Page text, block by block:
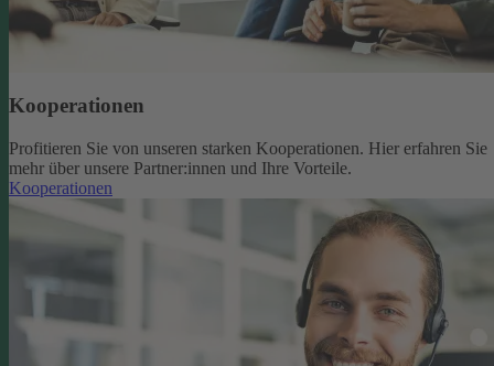
Kooperationen
Profitieren Sie von unseren starken Kooperationen. Hier erfahren Sie
mehr über unsere Partner:innen und Ihre Vorteile.
Kooperationen